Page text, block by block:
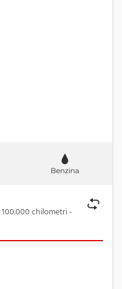
Benzina
chilometri -